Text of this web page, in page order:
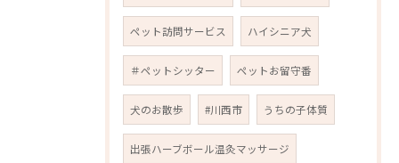
ペット訪問サービス ハイシニア犬
＃ペットシッター ペットお留守番
犬のお散歩 #川西市 うちの子体質
出張ハーブボール温灸マッサージ